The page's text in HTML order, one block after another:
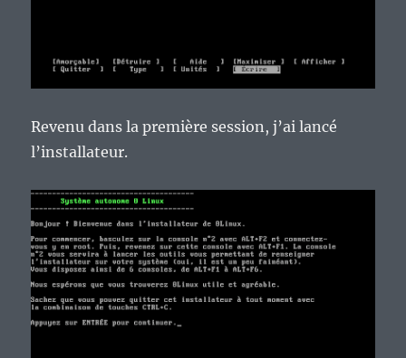
Revenu dans la première session, j’ai lancé
l’installateur.